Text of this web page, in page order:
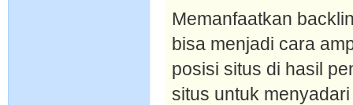
Memanfaatkan
bisa menjadi cara
posisi situs di hasil
situs untuk